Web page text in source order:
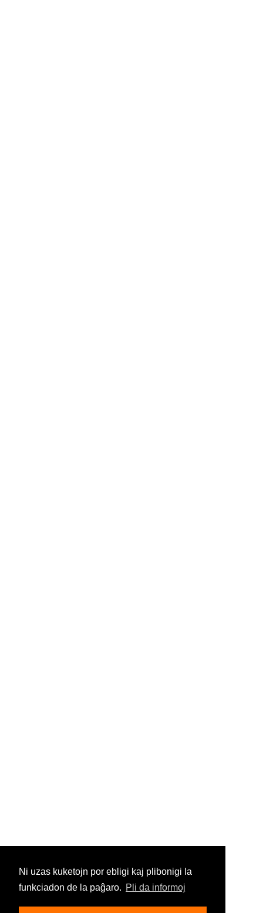
Ni uzas kuketojn por ebligi kaj plibonigi la
funkciadon de la paĝaro. Pli da informoj